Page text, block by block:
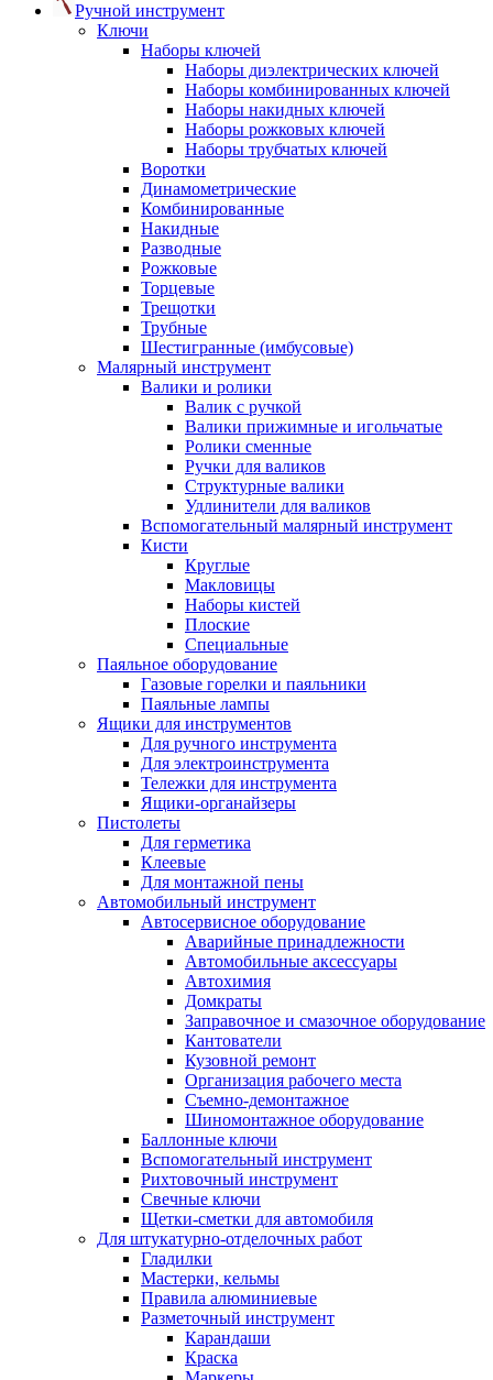
Ручной инструмент
Ключи
Наборы ключей
Наборы диэлектрических ключей
Наборы комбинированных ключей
Наборы накидных ключей
Наборы рожковых ключей
Наборы трубчатых ключей
Воротки
Динамометрические
Комбинированные
Накидные
Разводные
Рожковые
Торцевые
Трещотки
Трубные
Шестигранные (имбусовые)
Малярный инструмент
Валики и ролики
Валик с ручкой
Валики прижимные и игольчатые
Ролики сменные
Ручки для валиков
Структурные валики
Удлинители для валиков
Вспомогательный малярный инструмент
Кисти
Круглые
Макловицы
Наборы кистей
Плоские
Специальные
Паяльное оборудование
Газовые горелки и паяльники
Паяльные лампы
Ящики для инструментов
Для ручного инструмента
Для электроинструмента
Тележки для инструмента
Ящики-органайзеры
Пистолеты
Для герметика
Клеевые
Для монтажной пены
Автомобильный инструмент
Автосервисное оборудование
Аварийные принадлежности
Автомобильные аксессуары
Автохимия
Домкраты
Заправочное и смазочное оборудование
Кантователи
Кузовной ремонт
Организация рабочего места
Съемно-демонтажное
Шиномонтажное оборудование
Баллонные ключи
Вспомогательный инструмент
Рихтовочный инструмент
Свечные ключи
Щетки-сметки для автомобиля
Для штукатурно-отделочных работ
Гладилки
Мастерки, кельмы
Правила алюминиевые
Разметочный инструмент
Карандаши
Краска